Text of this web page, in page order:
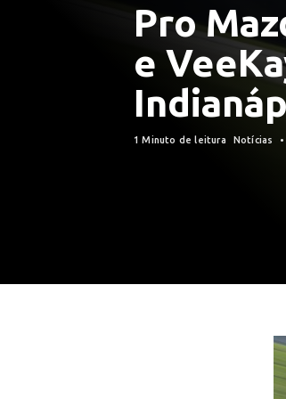
Pro
e
1 Minuto de leitura Notícias